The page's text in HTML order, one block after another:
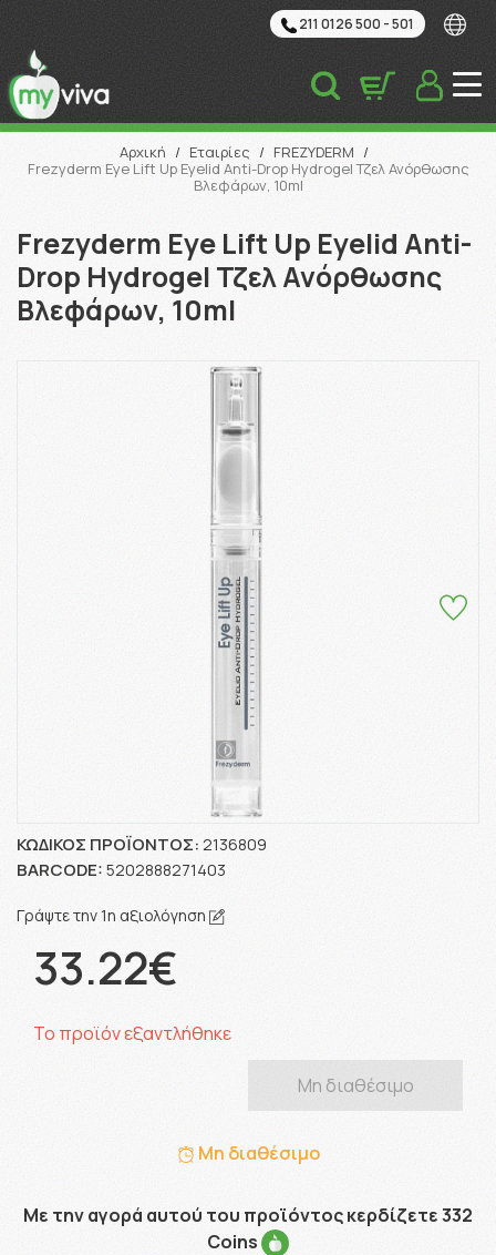
211 0126 500 - 501
Αναζήτηση
Αρχική / Εταιρίες / FREZYDERM /
Frezyderm Eye Lift Up Eyelid Anti-Drop Hydrogel Τζελ Ανόρθωσης
Βλεφάρων, 10ml
Frezyderm Eye Lift Up Eyelid Anti-
Drop Hydrogel Τζελ Ανόρθωσης
Βλεφάρων, 10ml
ΚΩΔΙΚΌΣ ΠΡΟΪΌΝΤΟΣ: 2136809
BARCODE: 5202888271403
Γράψτε την 1η αξιολόγηση
33.22€
Το προϊόν εξαντλήθηκε
Μη διαθέσιμο
Μη διαθέσιμο
Με την αγορά αυτού του προϊόντος κερδίζετε 332
Coins